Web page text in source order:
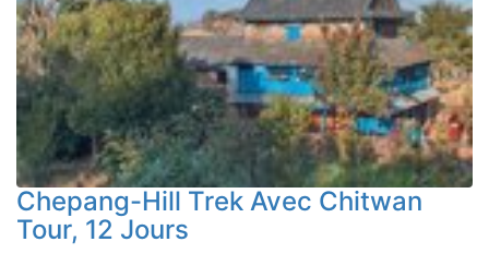
Chepang-Hill Trek Avec Chitwan
Tour, 12 Jours